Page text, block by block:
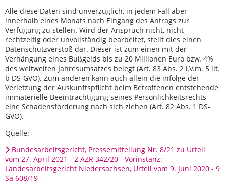
Alle diese Daten sind unverzüglich, in jedem Fall aber
innerhalb eines Monats nach Eingang des Antrags zur
Verfügung zu stellen. Wird der Anspruch nicht, nicht
rechtzeitig oder unvollständig bearbeitet, stellt dies einen
Datenschutzverstoß dar. Dieser ist zum einen mit der
Verhängung eines Bußgelds bis zu 20 Millionen Euro bzw. 4%
des weltweiten Jahresumsatzes belegt (Art. 83 Abs. 2 i.V.m. 5 lit.
b DS-GVO). Zum anderen kann auch allein die infolge der
Verletzung der Auskunftspflicht beim Betroffenen entstehende
immaterielle Beeinträchtigung seines Persönlichkeitsrechts
eine Schadensforderung nach sich ziehen (Art. 82 Abs. 1 DS-
GVO).
Quelle:
Bundesarbeitsgericht, Pressemitteilung Nr. 8/21 zu Urteil
vom 27. April 2021 - 2 AZR 342/20 - Vorinstanz:
Landesarbeitsgericht Niedersachsen, Urteil vom 9. Juni 2020 - 9
Sa 608/19 –